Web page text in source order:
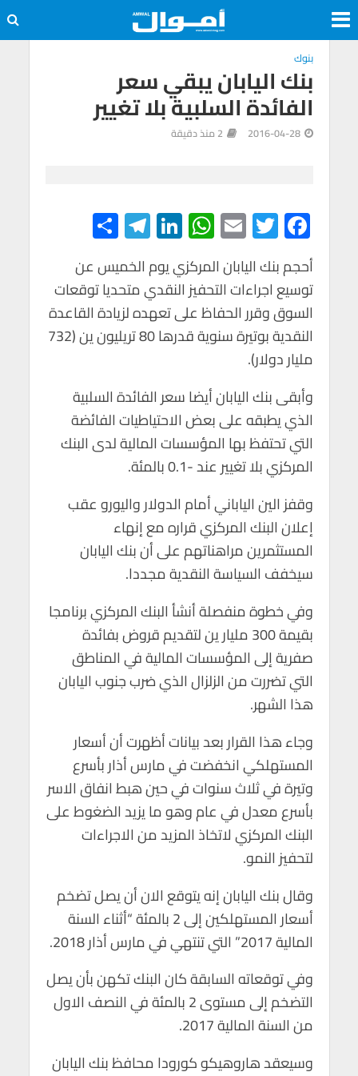
بنوك
بنك اليابان يبقي سعر
الفائدة السلبية بلا تغيير
2016-04-28 2 منذ دقيقة
F
ac
e
b
o
o
k
T
wi
tt
er
E
m
ail
W
h
at
s
A
p
Li
n
ke
dI
n
Te
le
gr
a
m
h
ar
e
أحجم بنك اليابان المركزي يوم الخميس عن
توسيع اجراءات التحفيز النقدي متحديا توقعات
السوق وقرر الحفاظ على تعهده لزيادة القاعدة
النقدية بوتيرة سنوية قدرها 80 تريليون ين (732
مليار دولار).
وأبقى بنك اليابان أيضا سعر الفائدة السلبية
الذي يطبقه على بعض الاحتياطيات الفائضة
التي تحتفظ بها المؤسسات المالية لدى البنك
المركزي بلا تغيير عند -0.1 بالمئة.
وقفز الين الياباني أمام الدولار واليورو عقب
إعلان البنك المركزي قراره مع إنهاء
المستثمرين مراهناتهم على أن بنك اليابان
سيخفف السياسة النقدية مجددا.
وفي خطوة منفصلة أنشأ البنك المركزي برنامجا
بقيمة 300 مليار ين لتقديم قروض بفائدة
صفرية إلى المؤسسات المالية في المناطق
التي تضررت من الزلزال الذي ضرب جنوب اليابان
هذا الشهر.
وجاء هذا القرار بعد بيانات أظهرت أن أسعار
المستهلكي انخفضت في مارس أذار بأسرع
وتيرة في ثلاث سنوات في حين هبط انفاق الاسر
بأسرع معدل في عام وهو ما يزيد الضغوط على
البنك المركزي لاتخاذ المزيد من الاجراءات
لتحفيز النمو.
وقال بنك اليابان إنه يتوقع الان أن يصل تضخم
أسعار المستهلكين إلى 2 بالمئة “أثناء السنة
المالية 2017” التي تنتهي في مارس أذار 2018.
وفي توقعاته السابقة كان البنك تكهن بأن يصل
التضخم إلى مستوى 2 بالمئة في النصف الاول
من السنة المالية 2017.
وسيعقد هاروهيكو كورودا محافظ بنك اليابان